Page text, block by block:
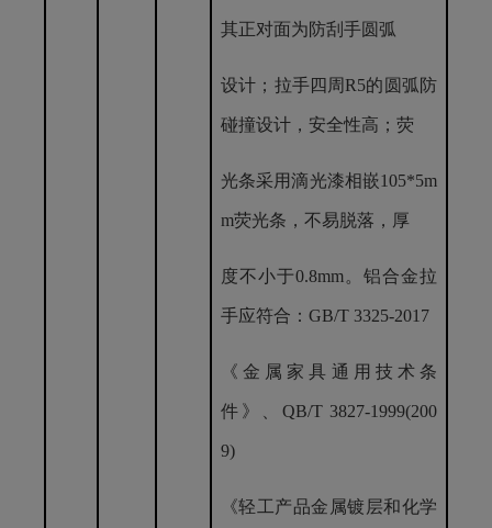
其正对面为防刮手圆弧
设计；拉手四周R5的圆弧防
碰撞设计，安全性高；荧
光条采用滴光漆相嵌105*5m
m荧光条，不易脱落，厚
度不小于0.8mm。铝合金拉
手应符合：GB/T 3325-2017
《金属家具通用技术条
件》、 QB/T 3827-1999(200
9)
《轻工产品金属镀层和化学